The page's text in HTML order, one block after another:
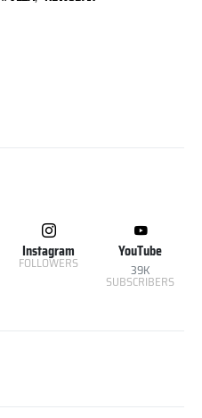
Instagram
FOLLOWERS
YouTube
39K
SUBSCRIBERS